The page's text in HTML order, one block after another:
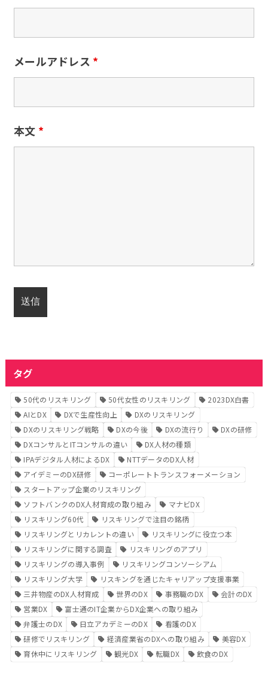
メールアドレス *
本文 *
タグ
50代のリスキリング 50代女性のリスキリング
2023DX白書
AIとDX
DXで生産性向上
DXのリスキリング
DXのリスキリング戦略
DXの今後 DXの流行り
DXの研修
DXコンサルとITコンサルの違い
DX人材の種類
IPAデジタル人材によるDX
NTTデータのDX人材
アイデミーのDX研修
コーポレートトランスフォーメーション
スタートアップ企業のリスキリング
ソフトバンクのDX人材育成の取り組み
マナビDX
リスキリング60代
リスキリングで注目の銘柄
リスキリングとリカレントの違い
リスキリングに役立つ本
リスキリングに関する調査
リスキリングのアプリ
リスキリングの導入事例
リスキリングコンソーシアム
リスキリング大学
リスキングを通じたキャリアップ支援事業
三井物産のDX人材育成
世界のDX 事務職のDX
会計のDX
営業DX
富士通のIT企業からDX企業への取り組み
弁護士のDX
日立アカデミーのDX
看護のDX
研修でリスキリング
経済産業省のDXへの取り組み
美容DX
育休中にリスキリング
観光DX 転職DX 飲食のDX